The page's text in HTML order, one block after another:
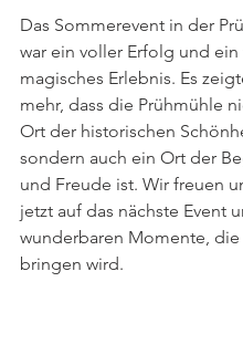
Das Sommerevent in der
war ein voller Erfolg und ein
magisches Erlebnis. Es
mehr, dass die Prühmühle
Ort der historischen
sondern auch ein Ort der
und Freude ist. Wir freuen
jetzt auf das nächste Event
wunderbaren Momente, die
bringen wird.